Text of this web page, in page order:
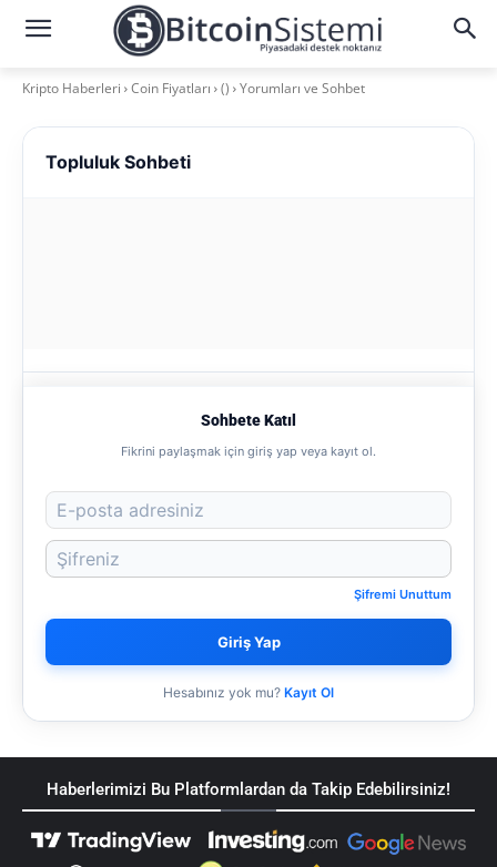
Kripto Haberleri Coin Fiyatları () Yorumları ve Sohbet
Topluluk Sohbeti
Sohbete Katıl
Fikrini paylaşmak için giriş yap veya kayıt ol.
Şifremi Unuttum
Giriş Yap
Hesabınız yok mu? Kayıt Ol
Haberlerimizi Bu Platformlardan da Takip Edebilirsiniz!